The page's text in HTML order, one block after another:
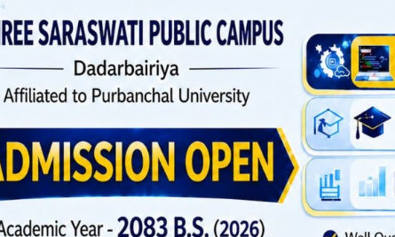
लागि महत्त्वपूर्ण पहल
१३, २०८१